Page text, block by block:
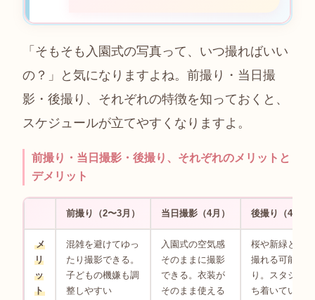
「そもそも入園式の写真って、いつ撮ればいい
の？」と気になりますよね。前撮り・当日撮
影・後撮り、それぞれの特徴を知っておくと、
スケジュールが立てやすくなりますよ。
前撮り・当日撮影・後撮り、それぞれのメリットと
デメリット
前撮り（2〜3月） 当日撮影（4月） 後撮り（4〜5
メ
リ
ッ
ト
混雑を避けてゆっ
たり撮影できる。
子どもの機嫌も調
整しやすい
入園式の空気感
そのままに撮影
できる。衣装が
そのまま使える
桜や新緑と一
撮れる可能性あ
り。スタジオ
ち着いている